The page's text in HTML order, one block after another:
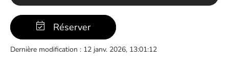
Réserver
Dernière modification : 12 janv. 2026, 13:01:12